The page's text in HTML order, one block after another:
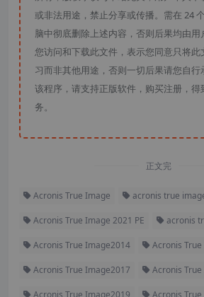
或非法用途，禁止分享或传播。需在 24
脑中彻底删除上述内容，否则后果均由用
您访问和下载此文件，表示您同意只将此
习而非其他用途，否则一切后果请您自行
该程序，请支持正版软件，购买注册，得
务。
正文完
Acronis True Image acronis true
Acronis True Image 2021 PE acronis
Acronis True Image2014 Acronis
Acronis True Image2017 Acronis
Acronis True Image2019 Acronis